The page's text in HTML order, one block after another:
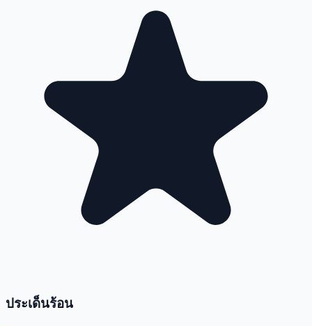
ประเด็นร้อน